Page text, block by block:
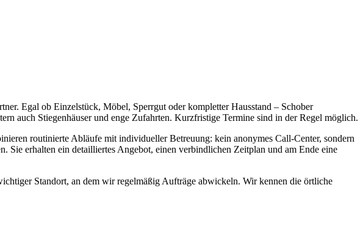
Egal ob Einzelstück, Möbel, Sperrgut oder kompletter Hausstand – Schober
auch Stiegenhäuser und enge Zufahrten. Kurzfristige Termine sind in der Regel möglich.
routinierte Abläufe mit individueller Betreuung: kein anonymes Call-Center, sondern
Sie erhalten ein detailliertes Angebot, einen verbindlichen Zeitplan und am Ende eine
Standort, an dem wir regelmäßig Aufträge abwickeln. Wir kennen die örtliche